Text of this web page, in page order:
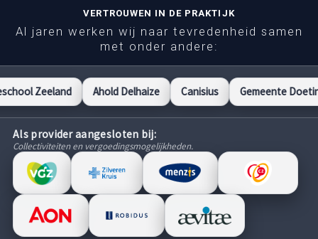
VERTROUWEN IN DE PRAKTIJK
Al jaren werken wij naar tevredenheid samen
met onder andere:
Ahold Delhaize Canisius Gemeente Doetinchem
Als provider aangesloten bij:
Collectiviteiten en vergoedingsmogelijkheden.